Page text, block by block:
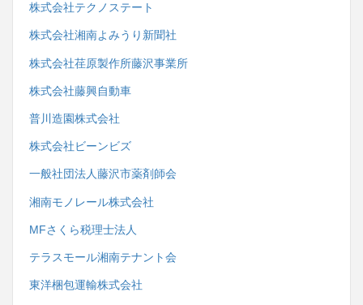
株式会社テクノステート
株式会社湘南よみうり新聞社
株式会社荏原製作所藤沢事業所
株式会社藤興自動車
普川造園株式会社
株式会社ビーンビズ
一般社団法人藤沢市薬剤師会
湘南モノレール株式会社
MFさくら税理士法人
テラスモール湘南テナント会
東洋梱包運輸株式会社